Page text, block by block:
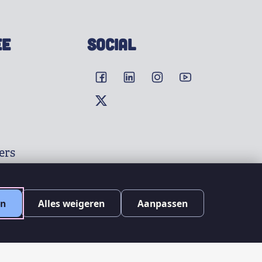
SOCIAL
Alles weigeren Aanpassen